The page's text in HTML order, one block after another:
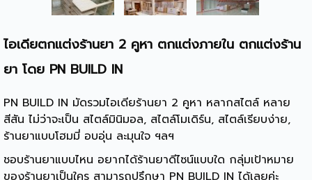
ไอเดียตกแต่งร้านยา 2 คูหา ตกแต่งภายใน ตกแต่งร้าน
ยา โดย PN BUILD IN
PN BUILD IN มัดรวมไอเดียร้านยา 2 คูหา หลากสไตล์ หลาย
สีสัน ไม่ว่าจะเป็น สไตล์มินิมอล, สไตล์โมเดิร์น, สไตล์เรียบง่าย,
ร้านยาแบบโฮมมี่ อบอุ่น ละมุนใจ ฯลฯ
ชอบร้านยาแบบไหน อยากได้ร้านยาดีไซน์แบบใด กลุ่มเป้าหมาย